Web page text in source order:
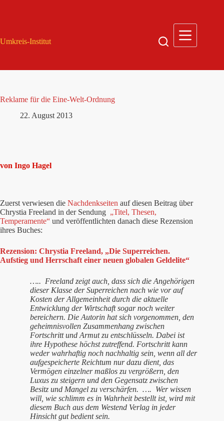
Umkreis-Institut
Reklame für die Eine-Welt-Ordnung
22. August 2013
von Ingo Hagel
Zuerst verwiesen die Nachdenkseiten auf diesen Beitrag über
Chrystia Freeland in der Sendung „Titel, Thesen,
Temperamente“ und veröffentlichten danach diese Rezension
ihres Buches:
Rezension: Chrystia Freeland, „Die Superreichen.
Aufstieg und Herrschaft einer neuen globalen Geldelite“
….. Freeland zeigt auch, dass sich die Angehörigen
dieser Klasse der Superreichen nach wie vor auf
Kosten der Allgemeinheit durch die aktuelle
Entwicklung der Wirtschaft sogar noch weiter
bereichern. Die Autorin hat sich vorgenommen, den
geheimnisvollen Zusammenhang zwischen
Fortschritt und Armut zu entschlüsseln. Dabei ist
ihre Hypothese höchst zutreffend. Fortschritt kann
weder wahrhaftig noch nachhaltig sein, wenn all der
aufgespeicherte Reichtum nur dazu dient, das
Vermögen einzelner maßlos zu vergrößern, den
Luxus zu steigern und den Gegensatz zwischen
Besitz und Mangel zu verschärfen. …. Wer wissen
will, wie schlimm es in Wahrheit bestellt ist, wird mit
diesem Buch aus dem Westend Verlag in jeder
Hinsicht gut bedient sein.